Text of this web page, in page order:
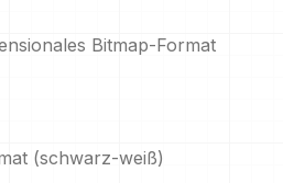
Bitmap-Format
(schwarz-weiß)